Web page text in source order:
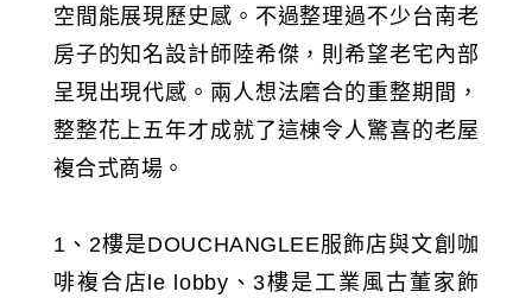
空間能展現歷史感。不過整理過不少台南老
房子的知名設計師陸希傑，則希望老宅內部
呈現出現代感。兩人想法磨合的重整期間，
整整花上五年才成就了這棟令人驚喜的老屋
複合式商場。
1、2樓是DOUCHANGLEE服飾店與文創咖
啡複合店le lobby、3樓是工業風古董家飾